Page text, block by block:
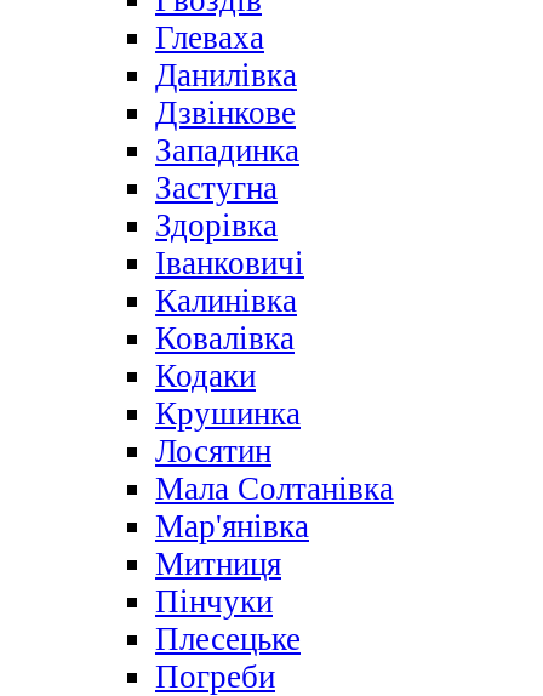
Глеваха
Данилівка
Дзвінкове
Западинка
Застугна
Здорівка
Іванковичі
Калинівка
Ковалівка
Кодаки
Крушинка
Лосятин
Мала Солтанівка
Мар'янівка
Митниця
Пінчуки
Плесецьке
Погреби